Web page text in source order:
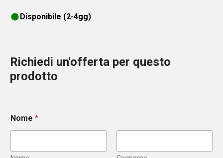
Disponibile (2-4gg)
Richiedi un'offerta per questo
prodotto
Nome *